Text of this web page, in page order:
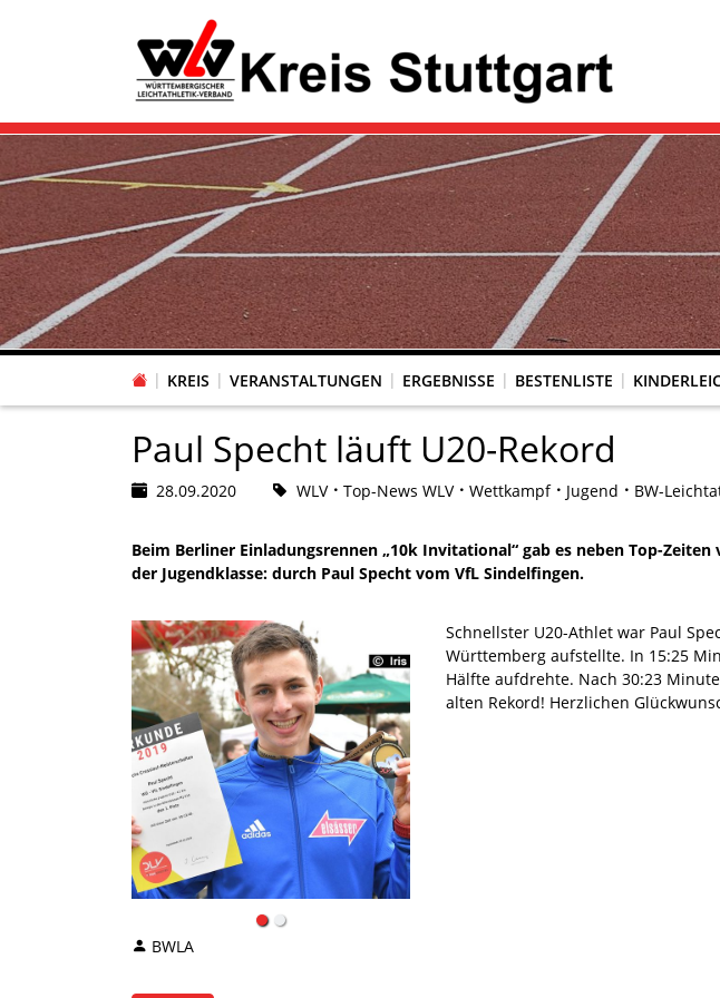
KREIS VERANSTALTUNGEN ERGEBNISSE BESTENLISTE
Paul Specht läuft U20-Rekord
28.09.2020 WLV Top-News WLV Wettkampf Jugend BW-
Beim Berliner Einladungsrennen „10k Invitational“ gab es neben Top-
der Jugendklasse: durch Paul Specht vom VfL Sindelfingen.
Schnellster U20-Athlet war Paul
Württemberg aufstellte. In 15:25
Hälfte aufdrehte. Nach 30:23
alten Rekord! Herzlichen
BWLA